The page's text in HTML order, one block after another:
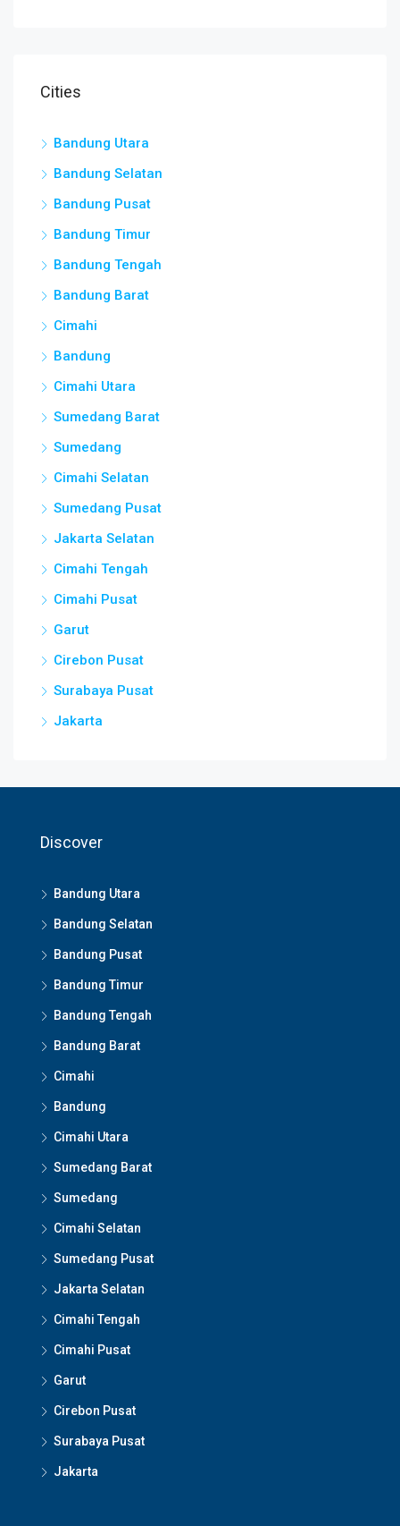
Cities
Bandung Utara
Bandung Selatan
Bandung Pusat
Bandung Timur
Bandung Tengah
Bandung Barat
Cimahi
Bandung
Cimahi Utara
Sumedang Barat
Sumedang
Cimahi Selatan
Sumedang Pusat
Jakarta Selatan
Cimahi Tengah
Cimahi Pusat
Garut
Cirebon Pusat
Surabaya Pusat
Jakarta
Discover
Bandung Utara
Bandung Selatan
Bandung Pusat
Bandung Timur
Bandung Tengah
Bandung Barat
Cimahi
Bandung
Cimahi Utara
Sumedang Barat
Sumedang
Cimahi Selatan
Sumedang Pusat
Jakarta Selatan
Cimahi Tengah
Cimahi Pusat
Garut
Cirebon Pusat
Surabaya Pusat
Jakarta